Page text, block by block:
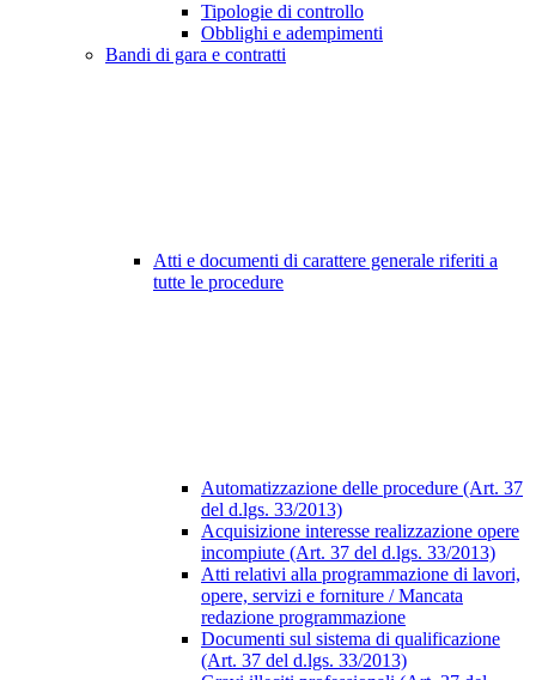
Tipologie di controllo
Obblighi e adempimenti
Bandi di gara e contratti
Atti e documenti di carattere generale riferiti a
tutte le procedure
Automatizzazione delle procedure (Art. 37
del d.lgs. 33/2013)
Acquisizione interesse realizzazione opere
incompiute (Art. 37 del d.lgs. 33/2013)
Atti relativi alla programmazione di lavori,
opere, servizi e forniture / Mancata
redazione programmazione
Documenti sul sistema di qualificazione
(Art. 37 del d.lgs. 33/2013)